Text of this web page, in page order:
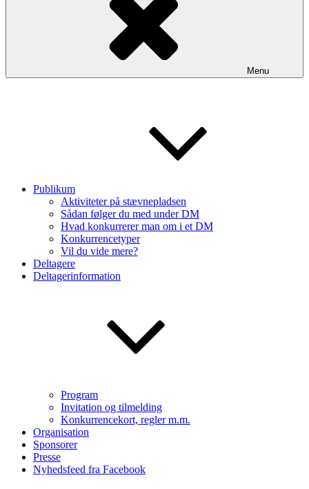
Menu
Publikum
Aktiviteter på stævnepladsen
Sådan følger du med under DM
Hvad konkurrerer man om i et DM
Konkurrencetyper
Vil du vide mere?
Deltagere
Deltagerinformation
Program
Invitation og tilmelding
Konkurrencekort, regler m.m.
Organisation
Sponsorer
Presse
Nyhedsfeed fra Facebook